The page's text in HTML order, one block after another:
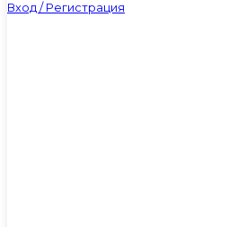
Вход / Регистрация